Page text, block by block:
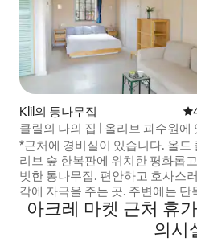
Klil의 통나무집
클릴의 나의 집 | 올리브 과수원에
막, 거대한 전용 마당
*근처에 경비실이 있습니다. 올드
리브 숲 한복판에 위치한 평화롭
빗한 통나무집. 편안하고 호사스
각에 자극을 주는 곳. 주변에는 단
용하실 수 있는 넓은 야생 지역이
으며, 둘러볼 수 있는 좌석 공간과
할 수 있는 공간(그네, 해먹, 정자
아크레 마켓 근처 휴
의시